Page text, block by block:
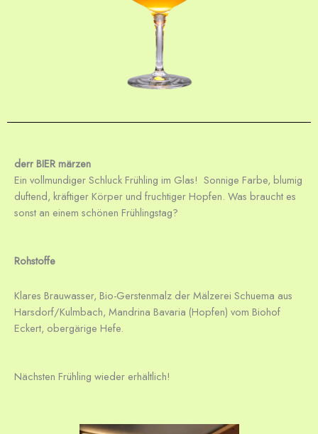
derr BIER märzen
Ein vollmundiger Schluck Frühling im Glas! Sonnige Farbe, blumig
duftend, kräftiger Körper und fruchtiger Hopfen. Was braucht es
sonst an einem schönen Frühlingstag?
Rohstoffe
Klares Brauwasser, Bio-Gerstenmalz der Mälzerei Schuema aus
Harsdorf/Kulmbach, Mandrina Bavaria (Hopfen) vom Biohof
Eckert, obergärige Hefe.
Nächsten Frühling wieder erhältlich!